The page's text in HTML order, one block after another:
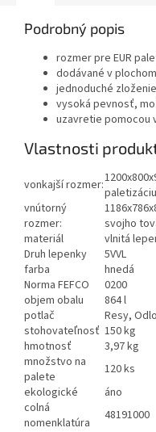
Podrobný popis
rozmer pre EUR
dodávané v
jednoduché
vysoká pevnosť,
uzavretie pomocou
Vlastnosti
vonkajší rozmer:paletizáciu
vnútorný
rozmer:
svojho
materiál
vlnitá
Druh lepenky
5VVL
farba
hnedá
Norma FEFCO
0200
objem obalu
864 l
potlač
Resy,
stohovateľnosť 150 kg
hmotnosť
3,97 kg
množstvo na
palete
120 ks
ekologické
áno
colná
nomenklatúra
48191000